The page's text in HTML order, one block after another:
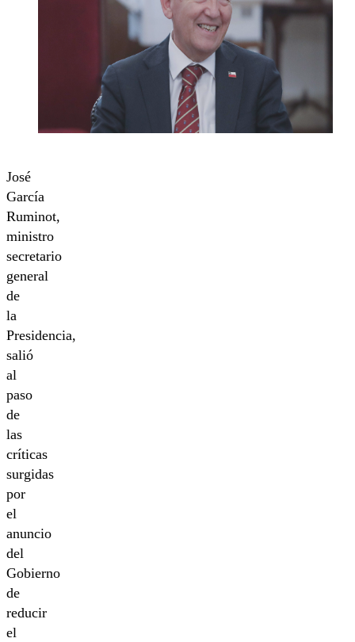
José
García
Ruminot,
ministro
secretario
general
de
la
Presidencia,
salió
al
paso
de
las
críticas
surgidas
por
el
anuncio
del
Gobierno
de
reducir
el